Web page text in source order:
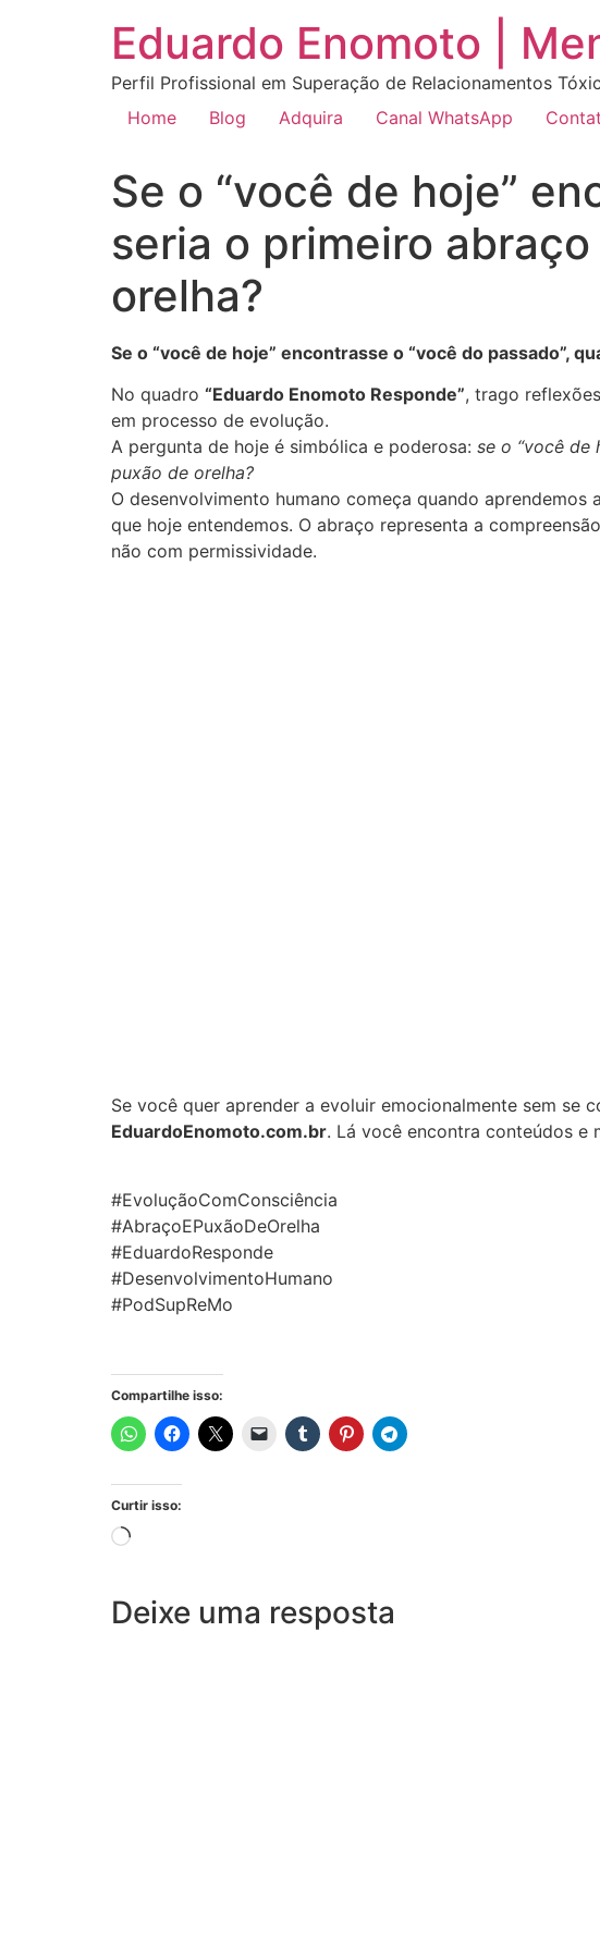
Eduardo Enomoto |
Perfil Profissional em Superação de Relacionamentos
Home
Blog Adquira Canal WhatsApp
Se o “você de hoje”
seria o primeiro
orelha?
Se o “você de hoje” encontrasse o “você do passado”,
No quadro “Eduardo Enomoto Responde”, trago
em processo de evolução.
A pergunta de hoje é simbólica e poderosa: se o “você de
puxão de orelha?
O desenvolvimento humano começa quando
que hoje entendemos. O abraço representa a
não com permissividade.
Se você quer aprender a evoluir emocionalmente sem se
EduardoEnomoto.com.br. Lá você encontra conteúdos e
#EvoluçãoComConsciência
#AbraçoEPuxãoDeOrelha
#EduardoResponde
#DesenvolvimentoHumano
#PodSupReMo
Compartilhe isso:
Curtir isso:
Deixe uma resposta